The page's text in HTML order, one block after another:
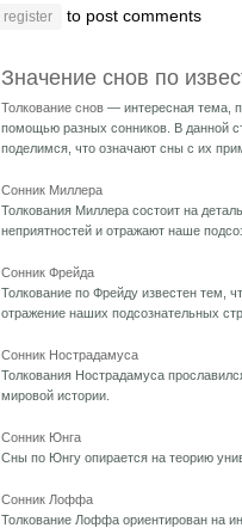
register to post comments
Значение снов по
Толкование снов — интересная тема,
помощью разных сонников. В данной
поделимся, что означают сны с их
Сонник Миллера
Толкования Миллера состоит на
неприятностей и отражают наше
Сонник Фрейда
Толкование по Фрейду известен тем,
отражение наших подсознательных
Сонник Нострадамуса
Толкования Нострадамуса
мировой истории.
Сонник Юнга
Сны по Юнгу опирается на теорию
Сонник Лоффа
Толкование Лоффа ориентирован на